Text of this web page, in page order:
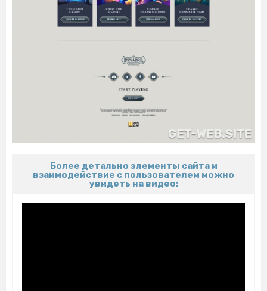
Более детально элементы сайта и
взаимодействие с пользователем можно
увидеть на видео: